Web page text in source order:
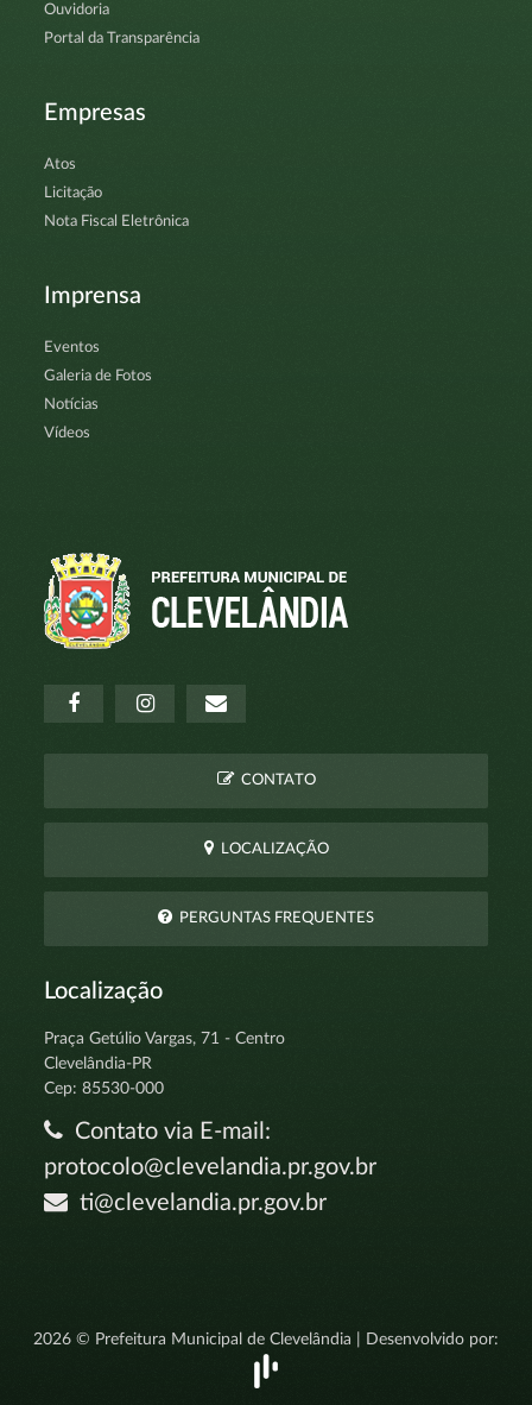
Ouvidoria
Portal da Transparência
Empresas
Atos
Licitação
Nota Fiscal Eletrônica
Imprensa
Eventos
Galeria de Fotos
Notícias
Vídeos
CONTATO
LOCALIZAÇÃO
PERGUNTAS FREQUENTES
Localização
Praça Getúlio Vargas, 71 - Centro
Clevelândia-PR
Cep: 85530-000
Contato via E-mail:
protocolo@clevelandia.pr.gov.br
ti@clevelandia.pr.gov.br
2026 © Prefeitura Municipal de Clevelândia | Desenvolvido por: